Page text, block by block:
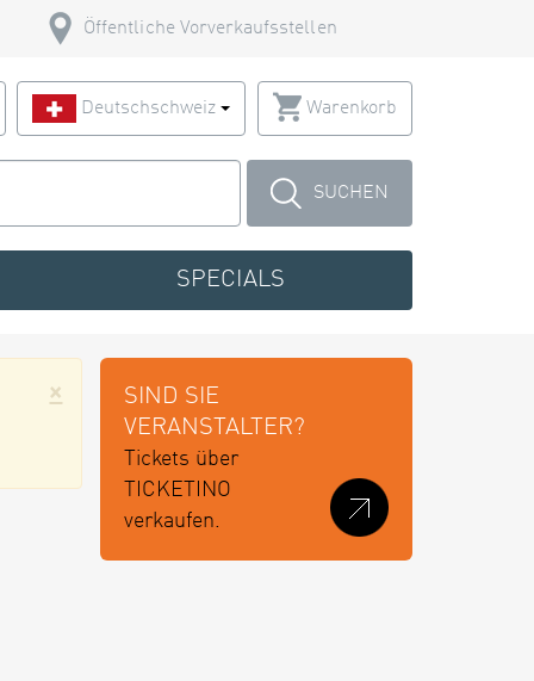
Öffentliche Vorverkaufsstellen
Deutschschweiz Warenkorb
SUCHEN
SPECIALS
×
SIND SIE
VERANSTALTER?
Tickets über
TICKETINO
verkaufen.